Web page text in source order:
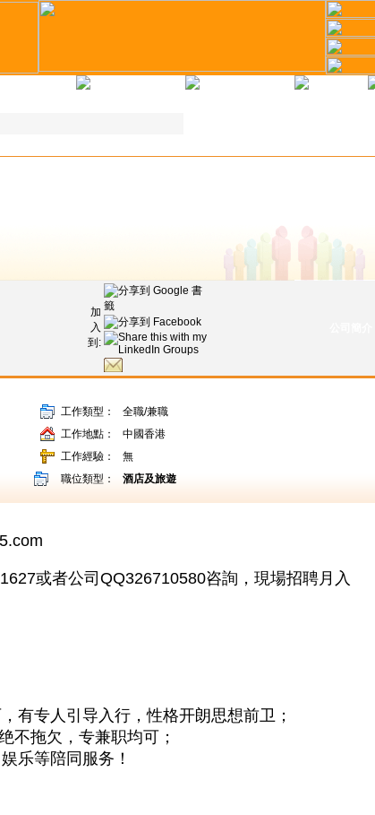
加
入
到:
工作類型：
全職/兼職
工作地點：
中國香港
工作經驗：
無
職位類型： 酒店及旅遊
或者公司QQ326710580咨詢，現場招聘月入
有专人引导入行，性格开朗思想前卫；
不拖欠，专兼职均可；
乐等陪同服务！